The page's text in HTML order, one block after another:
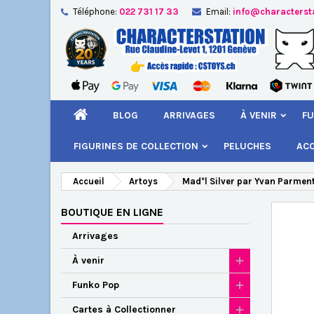
Téléphone: 022 731 17 33 Email:
BLOG ARRIVAGES À VENIR
FIGURINES DE COLLECTION PELUCHES
Accueil Artoys Mad*l Silver par Yvan
BOUTIQUE EN LIGNE
Arrivages
À venir
Funko Pop
Cartes à Collectionner